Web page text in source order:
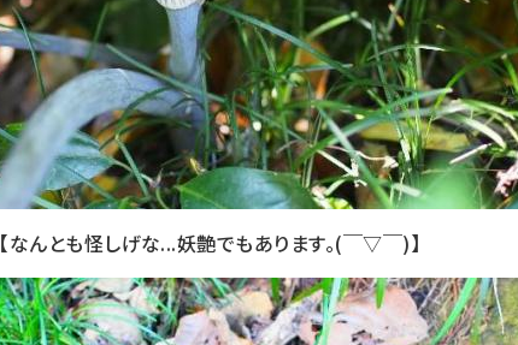
【なんとも怪しげな...妖艶でもあります。(￣▽￣)】